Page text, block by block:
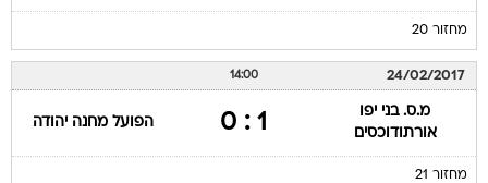
מחזור 20
24/02/2017
14:00
מ.ס. בני יפו
אורתודוכסים
1 : 0 הפועל מחנה יהודה
מחזור 21